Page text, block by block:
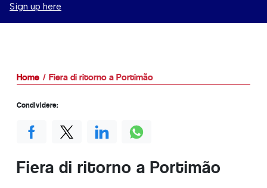
Sign up here
Home Fiera di ritorno a Portimão
Fiera di ritorno a Portimão
Condividere: